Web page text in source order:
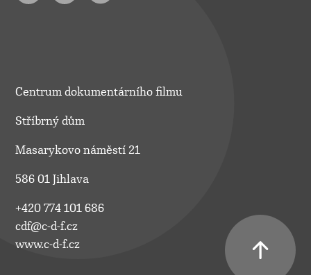
Centrum dokumentárního filmu
Stříbrný dům
Masarykovo náměstí 21
586 01 Jihlava
+420 774 101 686
cdf@c-d-f.cz
www.c-d-f.cz